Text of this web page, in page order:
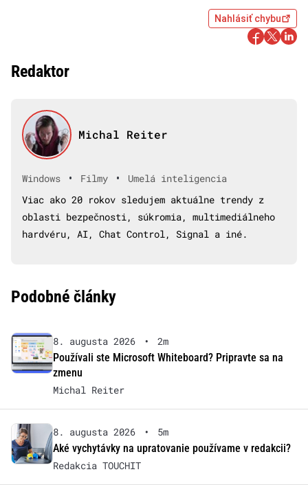
Nahlásiť chybu
Redaktor
Michal Reiter
Windows • Filmy •
Umelá inteligencia
Viac ako 20 rokov sledujem aktuálne trendy z
oblasti bezpečnosti, súkromia, multimediálneho
hardvéru, AI, Chat Control, Signal a iné.
Podobné články
8. augusta 2026 •
2m
Používali ste Microsoft Whiteboard? Pripravte sa na
zmenu
Michal Reiter
8. augusta 2026 •
5m
Aké vychytávky na upratovanie používame v redakcii?
Redakcia TOUCHIT